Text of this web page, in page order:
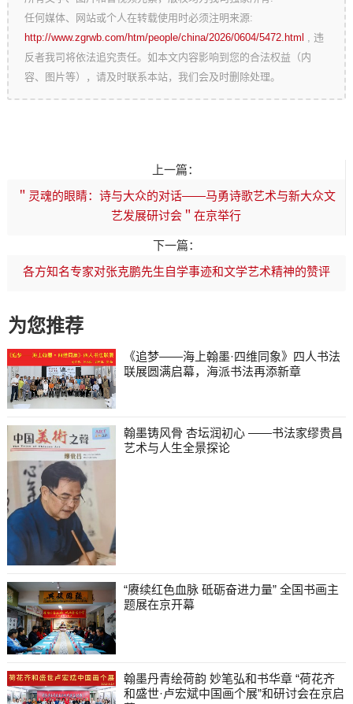
任何媒体、网站或个人在转载使用时必须注明来源:
http://www.zgrwb.com/htm/people/china/2026/0604/5472.html , 违
反者我司将依法追究责任。如本文内容影响到您的合法权益（内
容、图片等），请及时联系本站，我们会及时删除处理。
上一篇：
＂灵魂的眼睛：诗与大众的对话——马勇诗歌艺术与新大众文
艺发展研讨会＂在京举行
下一篇：
各方知名专家对张克鹏先生自学事迹和文学艺术精神的赞评
为您推荐
《追梦——海上翰墨·四维同象》四人书法
联展圆满启幕，海派书法再添新章
翰墨铸风骨 杏坛润初心 ——书法家缪贵昌
艺术与人生全景探论
“赓续红色血脉 砥砺奋进力量” 全国书画主
题展在京开幕
翰墨丹青绘荷韵 妙笔弘和书华章 “荷花齐
和盛世·卢宏斌中国画个展”和研讨会在京启